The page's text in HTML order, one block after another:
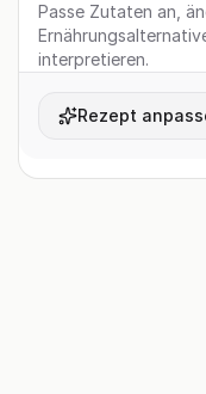
Passe Zutaten an,
interpretieren.
Rezept